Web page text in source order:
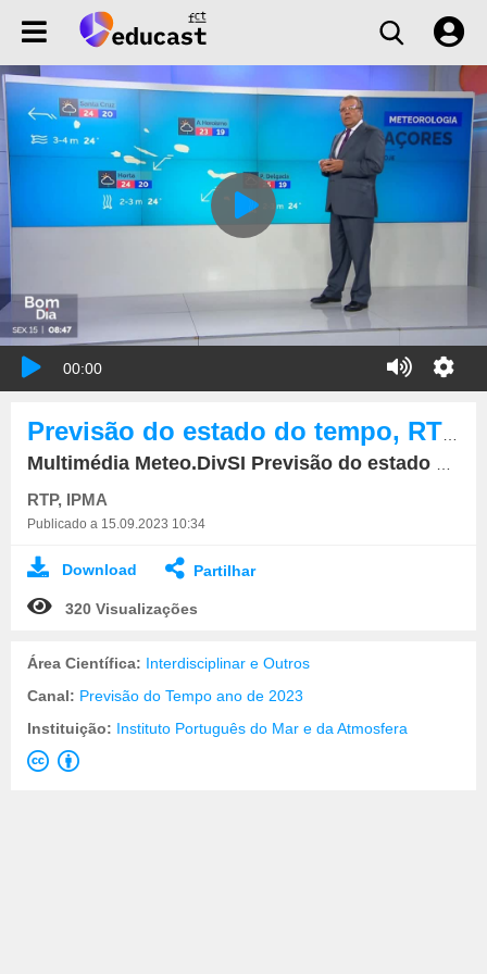
00:00
Multimédia Meteo.DivSI Previsão do estado do tempo, RTP1, 15-09-2023, IPMA.
RTP, IPMA
Publicado a 15.09.2023 10:34
Download Partilhar
320 Visualizações
Área Científica: Interdisciplinar e Outros
Canal: Previsão do Tempo ano de 2023
Instituição: Instituto Português do Mar e da Atmosfera